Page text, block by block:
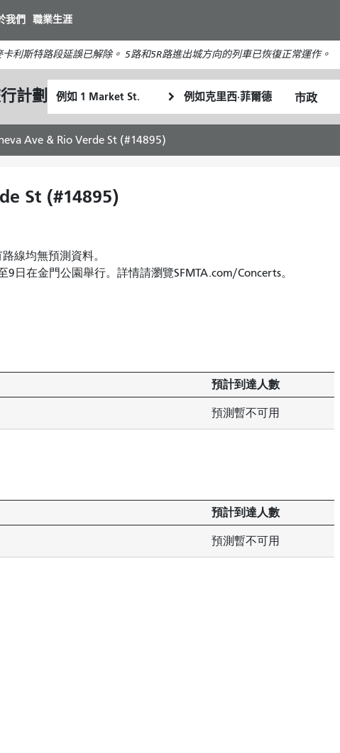
主
要
內
容
我們 職業生涯
利斯特路段延誤已解除。 5路和5R路進出城方向的列車已恢復正常運作。
計劃
起
始
位
置
終
點
位
我
希
的
Ave & Rio Verde St (#14895)
St (#14895)
線均無預測資料。
9日在金門公園舉行。詳情請瀏覽SFMTA.com/Concerts。
預計到達人數
預測暫不可用
預計到達人數
預測暫不可用